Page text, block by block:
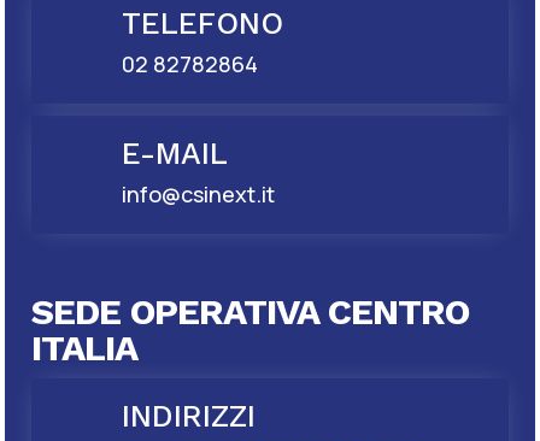
TELEFONO
02 82782864
E-MAIL
info@csinext.it
SEDE OPERATIVA CENTRO
ITALIA
INDIRIZZI